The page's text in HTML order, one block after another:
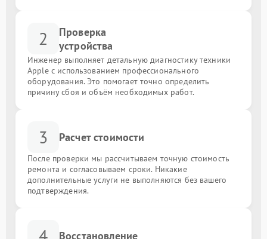
2
Проверка
устройства
Инженер выполняет детальную диагностику техники
Apple с использованием профессионального
оборудования. Это помогает точно определить
причину сбоя и объём необходимых работ.
3 Расчет стоимости
После проверки мы рассчитываем точную стоимость
ремонта и согласовываем сроки. Никакие
дополнительные услуги не выполняются без вашего
подтверждения.
Восстановление